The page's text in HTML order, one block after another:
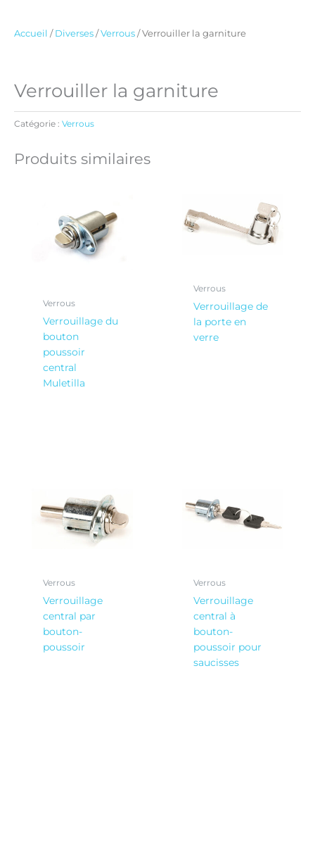
Accueil / Diverses /Verrous / Verrouiller la garniture
Verrouiller la garniture
Catégorie : Verrous
Produits similaires
Verrous
Verrouillage du
bouton
poussoir
central
Muletilla
Verrous
Verrouillage de
la porte en
verre
Verrous
Verrouillage
central par
bouton-
poussoir
Verrous
Verrouillage
central à
bouton-
poussoir pour
saucisses